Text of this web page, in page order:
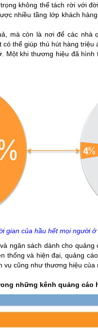
không thể tách rời với
nhiều tầng lớp khách
mà còn là nơi để các
thể giúp thú hút hàng
Một khi thương hiệu đã
gian của hầu hết mọi người
ngân sách dành cho
thống và hiện đại, quảng
vụ cũng như thương hiệu của
những kênh quảng cáo